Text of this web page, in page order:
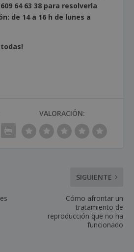
64 63 38 para resolverla
de 14 a 16 h de lunes a
VALORACIÓN:
SIGUIENTE
Cómo afrontar un
tratamiento de
reproducción que no ha
funcionado